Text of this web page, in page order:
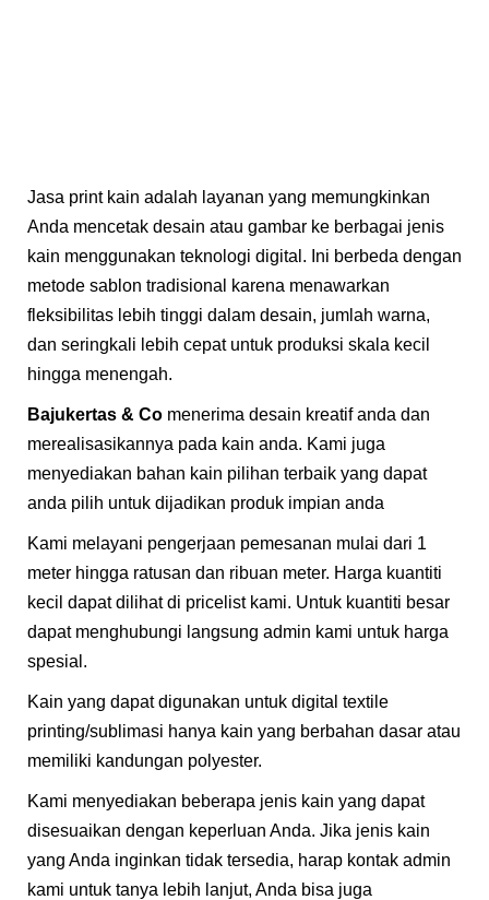
Jasa print kain adalah layanan yang memungkinkan
Anda mencetak desain atau gambar ke berbagai jenis
kain menggunakan teknologi digital. Ini berbeda dengan
metode sablon tradisional karena menawarkan
fleksibilitas lebih tinggi dalam desain, jumlah warna,
dan seringkali lebih cepat untuk produksi skala kecil
hingga menengah.
Bajukertas & Co menerima desain kreatif anda dan
merealisasikannya pada kain anda. Kami juga
menyediakan bahan kain pilihan terbaik yang dapat
anda pilih untuk dijadikan produk impian anda
Kami melayani pengerjaan pemesanan mulai dari 1
meter hingga ratusan dan ribuan meter. Harga kuantiti
kecil dapat dilihat di pricelist kami. Untuk kuantiti besar
dapat menghubungi langsung admin kami untuk harga
spesial.
Kain yang dapat digunakan untuk digital textile
printing/sublimasi hanya kain yang berbahan dasar atau
memiliki kandungan polyester.
Kami menyediakan beberapa jenis kain yang dapat
disesuaikan dengan keperluan Anda. Jika jenis kain
yang Anda inginkan tidak tersedia, harap kontak admin
kami untuk tanya lebih lanjut, Anda bisa juga